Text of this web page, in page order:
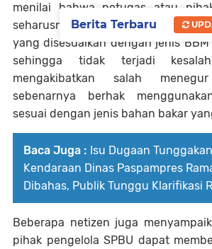
menilai bahwa petugas atau
seharusnya lebih memahami
yang disesuaikan dengan jenis
sehingga tidak terjadi
mengakibatkan salah
sebenarnya berhak
sesuai dengan jenis bahan bakar
Baca Juga : Isu Dugaan
Kendaraan Dinas Paspampres
Dibahas, Publik Tunggu Klarifikasi
Beberapa netizen juga
pihak pengelola SPBU dapat
Berita Terbaru